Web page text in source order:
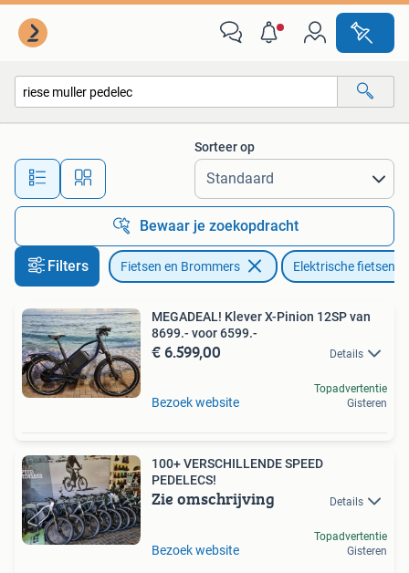
Alle afstanden…
Sorteer op
Bewaar je zoekopdracht
Filters Fietsen en Brommers Elektrische fietsen
MEGADEAL! Klever X-Pinion 12SP van
8699.- voor 6599.-
€ 6.599,00 Details
Bezoek website
Topadvertentie
Gisteren
100+ VERSCHILLENDE SPEED
PEDELECS!
Zie omschrijving Details
Bezoek website
Topadvertentie
Gisteren